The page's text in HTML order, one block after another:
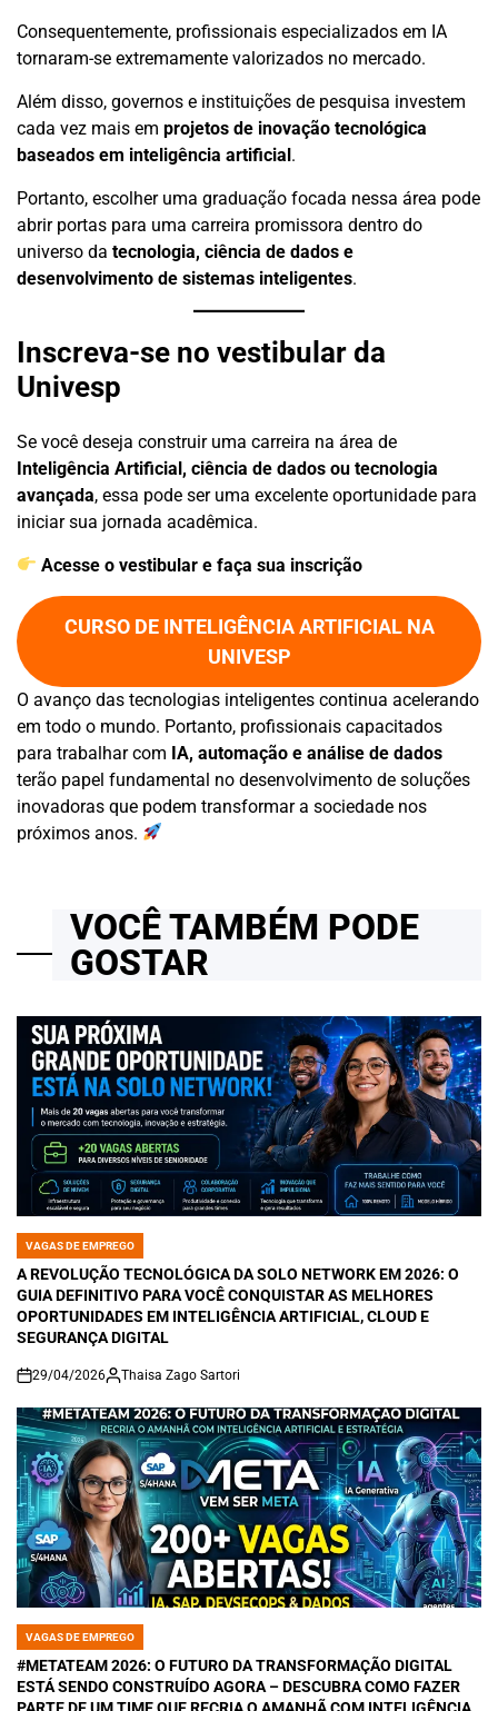
Consequentemente, profissionais especializados em IA
tornaram-se extremamente valorizados no mercado.
Além disso, governos e instituições de pesquisa investem
cada vez mais em projetos de inovação tecnológica
baseados em inteligência artificial.
Portanto, escolher uma graduação focada nessa área pode
abrir portas para uma carreira promissora dentro do
universo da tecnologia, ciência de dados e
desenvolvimento de sistemas inteligentes.
Inscreva-se no vestibular da
Univesp
Se você deseja construir uma carreira na área de
Inteligência Artificial, ciência de dados ou tecnologia
avançada, essa pode ser uma excelente oportunidade para
iniciar sua jornada acadêmica.
Acesse o vestibular e faça sua inscrição
CURSO DE INTELIGÊNCIA ARTIFICIAL NA
UNIVESP
O avanço das tecnologias inteligentes continua acelerando
em todo o mundo. Portanto, profissionais capacitados
para trabalhar com IA, automação e análise de dados
terão papel fundamental no desenvolvimento de soluções
inovadoras que podem transformar a sociedade nos
próximos anos.
VOCÊ TAMBÉM PODE
GOSTAR
POSTED
IN
VAGAS DE EMPREGO
A REVOLUÇÃO TECNOLÓGICA DA SOLO NETWORK EM 2026: O
GUIA DEFINITIVO PARA VOCÊ CONQUISTAR AS MELHORES
OPORTUNIDADES EM INTELIGÊNCIA ARTIFICIAL, CLOUD E
SEGURANÇA DIGITAL
on
29/04/2026 Thaisa Zago Sartori
POSTED
IN
VAGAS DE EMPREGO
#METATEAM 2026: O FUTURO DA TRANSFORMAÇÃO DIGITAL
ESTÁ SENDO CONSTRUÍDO AGORA – DESCUBRA COMO FAZER
PARTE DE UM TIME QUE RECRIA O AMANHÃ COM INTELIGÊNCIA